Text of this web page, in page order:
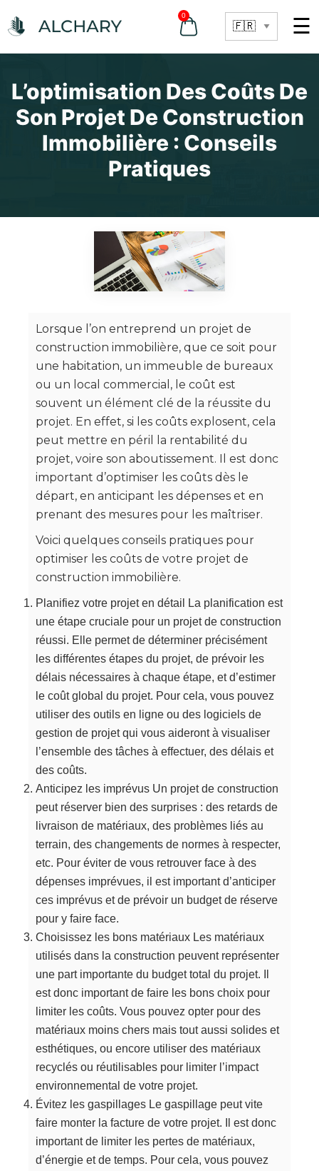
0 ☰
L’optimisation Des Coûts De
Son Projet De Construction
Immobilière : Conseils
Pratiques
Lorsque l’on entreprend un projet de
construction immobilière, que ce soit pour
une habitation, un immeuble de bureaux
ou un local commercial, le coût est
souvent un élément clé de la réussite du
projet. En effet, si les coûts explosent, cela
peut mettre en péril la rentabilité du
projet, voire son aboutissement. Il est donc
important d’optimiser les coûts dès le
départ, en anticipant les dépenses et en
prenant des mesures pour les maîtriser.
Voici quelques conseils pratiques pour
optimiser les coûts de votre projet de
construction immobilière.
Planifiez votre projet en détail La planification est
une étape cruciale pour un projet de construction
réussi. Elle permet de déterminer précisément
les différentes étapes du projet, de prévoir les
délais nécessaires à chaque étape, et d’estimer
le coût global du projet. Pour cela, vous pouvez
utiliser des outils en ligne ou des logiciels de
gestion de projet qui vous aideront à visualiser
l’ensemble des tâches à effectuer, des délais et
des coûts.
Anticipez les imprévus Un projet de construction
peut réserver bien des surprises : des retards de
livraison de matériaux, des problèmes liés au
terrain, des changements de normes à respecter,
etc. Pour éviter de vous retrouver face à des
dépenses imprévues, il est important d’anticiper
ces imprévus et de prévoir un budget de réserve
pour y faire face.
Choisissez les bons matériaux Les matériaux
utilisés dans la construction peuvent représenter
une part importante du budget total du projet. Il
est donc important de faire les bons choix pour
limiter les coûts. Vous pouvez opter pour des
matériaux moins chers mais tout aussi solides et
esthétiques, ou encore utiliser des matériaux
recyclés ou réutilisables pour limiter l’impact
environnemental de votre projet.
Évitez les gaspillages Le gaspillage peut vite
faire monter la facture de votre projet. Il est donc
important de limiter les pertes de matériaux,
d’énergie et de temps. Pour cela, vous pouvez